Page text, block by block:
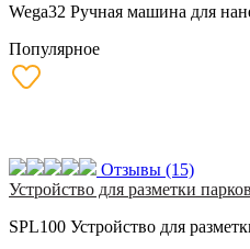
Wega32 Ручная машина для
Популярное
Отзывы (15)
Устройство для разметки
SPL100 Устройство для